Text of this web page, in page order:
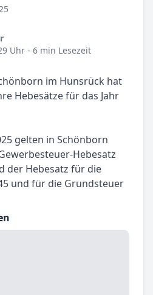
Uhr - 6 min Lesezeit
im Hunsrück hat
Hebesätze für das Jahr
gelten in Schönborn
Hebesatz
der Hebesatz für die
und für die Grundsteuer